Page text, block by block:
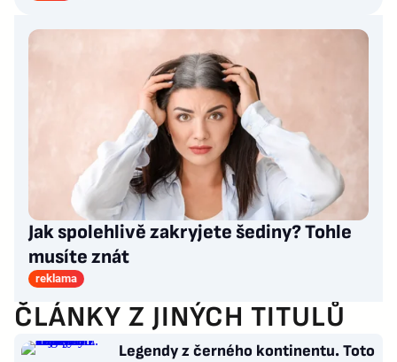
Jak spolehlivě zakryjete šediny? Tohle
musíte znát
reklama
ČLÁNKY Z JINÝCH TITULŮ
Legendy z černého kontinentu. Toto